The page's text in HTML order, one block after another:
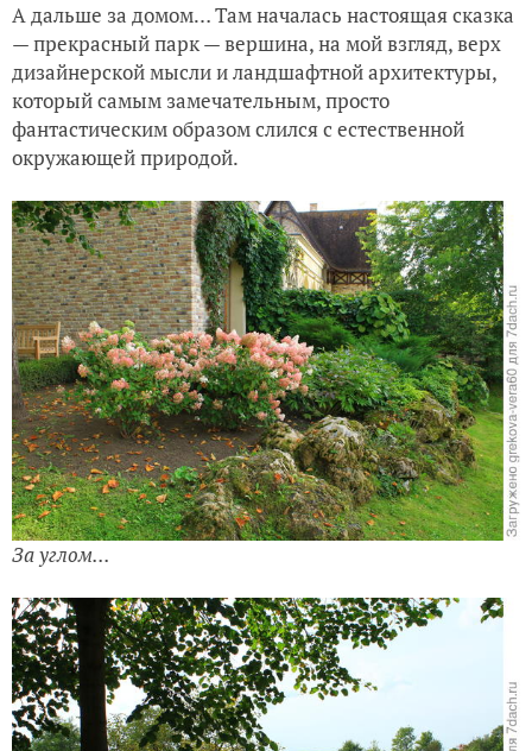
А дальше за домом… Там началась настоящая сказка
— прекрасный парк — вершина, на мой взгляд, верх
дизайнерской мысли и ландшафтной архитектуры,
который самым замечательным, просто
фантастическим образом слился с естественной
окружающей природой.
За углом...